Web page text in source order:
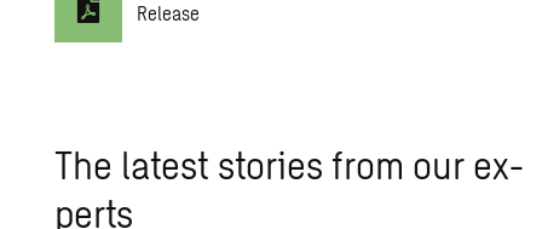
Release
The lat­est sto­ries from our ex­
perts